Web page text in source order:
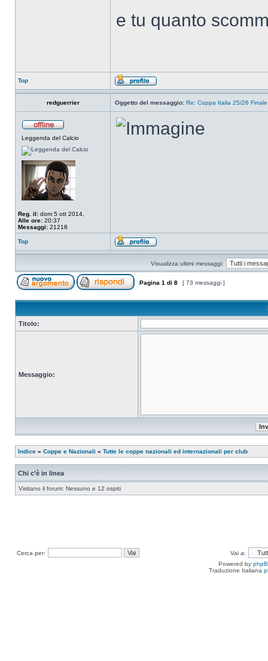
e tu quanto
Top
redguerrier Oggetto del messaggio: Re: Coppa Italia 25/26
Leggenda del Calcio
Reg. il: dom 5 ott 2014,
Alle ore: 20:37
Messaggi: 21218
Top
Visualizza ultimi messaggi:
Pagina 1 di 8 [ 73 messaggi ]
Titolo:
Messaggio:
Indice » Coppe e Nazionali » Tutte le coppe nazionali ed internazionali per club
Chi c’è in linea
Visitano il forum: Nessuno e 12 ospiti
Cerca per:
Vai a:
Powered by
Traduzione Italiana